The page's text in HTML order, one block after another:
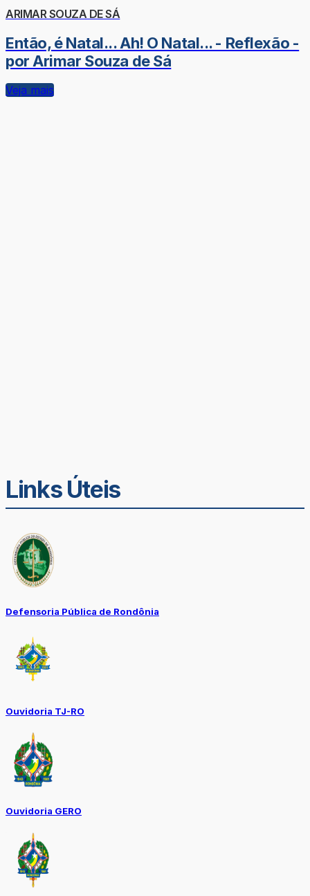
ARIMAR SOUZA DE SÁ
Então, é Natal... Ah! O Natal... - Reflexão -
por Arimar Souza de Sá
Veja mais
Links Úteis
Defensoria Pública de Rondônia
Ouvidoria TJ-RO
Ouvidoria GERO